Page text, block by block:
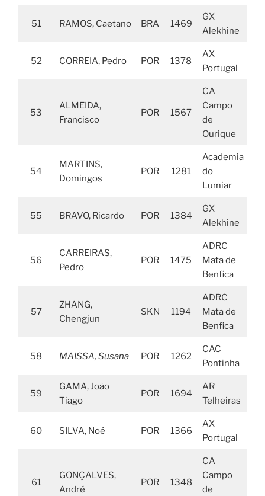
51 RAMOS, Caetano BRA 1469
GX
Alekhine
52 CORREIA, Pedro POR 1378
AX
Portugal
53
ALMEIDA,
Francisco
POR 1567
CA
Campo
de
Ourique
54
MARTINS,
Domingos
POR 1281
Academia
do
Lumiar
55 BRAVO, Ricardo POR 1384
GX
Alekhine
56
CARREIRAS,
Pedro
POR 1475
ADRC
Mata de
Benfica
57
ZHANG,
Chengjun
SKN 1194
ADRC
Mata de
Benfica
58 MAISSA, Susana POR 1262
CAC
Pontinha
59
GAMA, João
Tiago
POR 1694
AR
Telheiras
60 SILVA, Noé POR 1366
AX
Portugal
61
GONÇALVES,
André
POR 1348
CA
Campo
de